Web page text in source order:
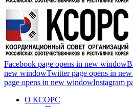
Facebook page opens in new window
new windowTwitter page opens in
page opens in new windowInstagram
О КСОРС